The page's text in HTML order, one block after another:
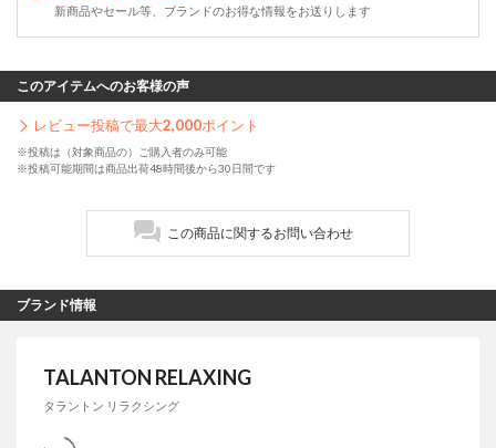
新商品やセール等、ブランドのお得な情報をお送りします
このアイテムへのお客様の声
レビュー投稿で最大2,000ポイント
※投稿は（対象商品の）ご購入者のみ可能
※投稿可能期間は商品出荷48時間後から30日間です
この商品に関するお問い合わせ
ブランド情報
TALANTON RELAXING
タラントン リラクシング